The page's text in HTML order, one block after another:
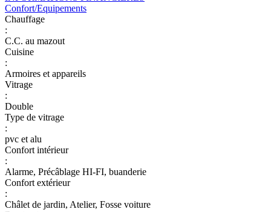
Confort/Equipements
Chauffage
:
C.C. au mazout
Cuisine
:
Armoires et appareils
Vitrage
:
Double
Type de vitrage
:
pvc et alu
Confort intérieur
:
Alarme, Précâblage HI-FI, buanderie
Confort extérieur
:
Châlet de jardin, Atelier, Fosse voiture